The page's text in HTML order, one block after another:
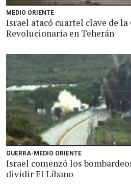
MEDIO ORIENTE
Israel atacó cuartel clave de la
Revolucionaria en Teherán
GUERRA-MEDIO ORIENTE
Israel comenzó los
dividir El Líbano